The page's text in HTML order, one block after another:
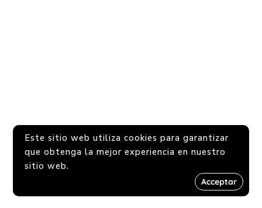
Este sitio web utiliza cookies para garantizar
que obtenga la mejor experiencia en nuestro
sitio web.
Acceptar